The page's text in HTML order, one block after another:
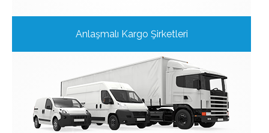
Anlaşmalı Kargo Şirketleri